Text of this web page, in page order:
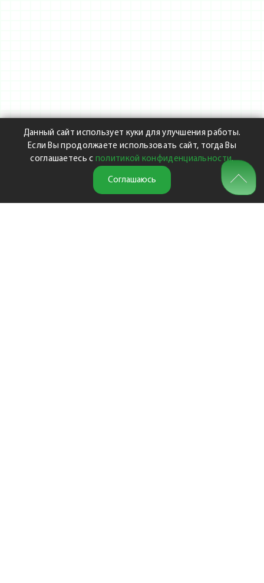
Данный сайт использует куки для улучшения работы.
Если Вы продолжаете использовать сайт, тогда Вы
соглашаетесь с политикой конфиденциальности.
Соглашаюсь